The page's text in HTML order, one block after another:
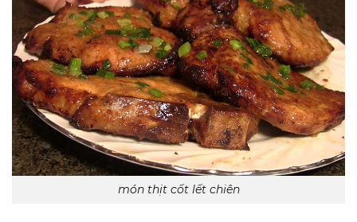
món thịt cốt lết chiên